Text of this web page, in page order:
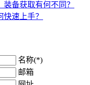
备获取有何不同？
速上手？
名称(*)
邮箱